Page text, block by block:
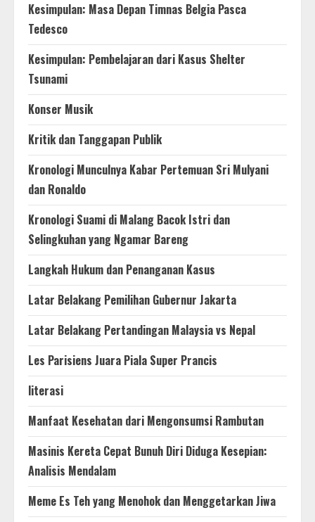
Kesimpulan: Masa Depan Timnas Belgia Pasca
Tedesco
Kesimpulan: Pembelajaran dari Kasus Shelter
Tsunami
Konser Musik
Kritik dan Tanggapan Publik
Kronologi Munculnya Kabar Pertemuan Sri Mulyani
dan Ronaldo
Kronologi Suami di Malang Bacok Istri dan
Selingkuhan yang Ngamar Bareng
Langkah Hukum dan Penanganan Kasus
Latar Belakang Pemilihan Gubernur Jakarta
Latar Belakang Pertandingan Malaysia vs Nepal
Les Parisiens Juara Piala Super Prancis
literasi
Manfaat Kesehatan dari Mengonsumsi Rambutan
Masinis Kereta Cepat Bunuh Diri Diduga Kesepian:
Analisis Mendalam
Meme Es Teh yang Menohok dan Menggetarkan Jiwa